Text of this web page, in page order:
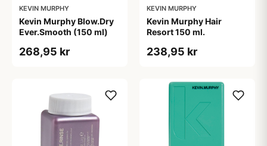
KEVIN MURPHY
Kevin Murphy Blow.Dry
Ever.Smooth (150 ml)
268,95 kr
KEVIN MURPHY
Kevin Murphy Hair
Resort 150 ml.
238,95 kr